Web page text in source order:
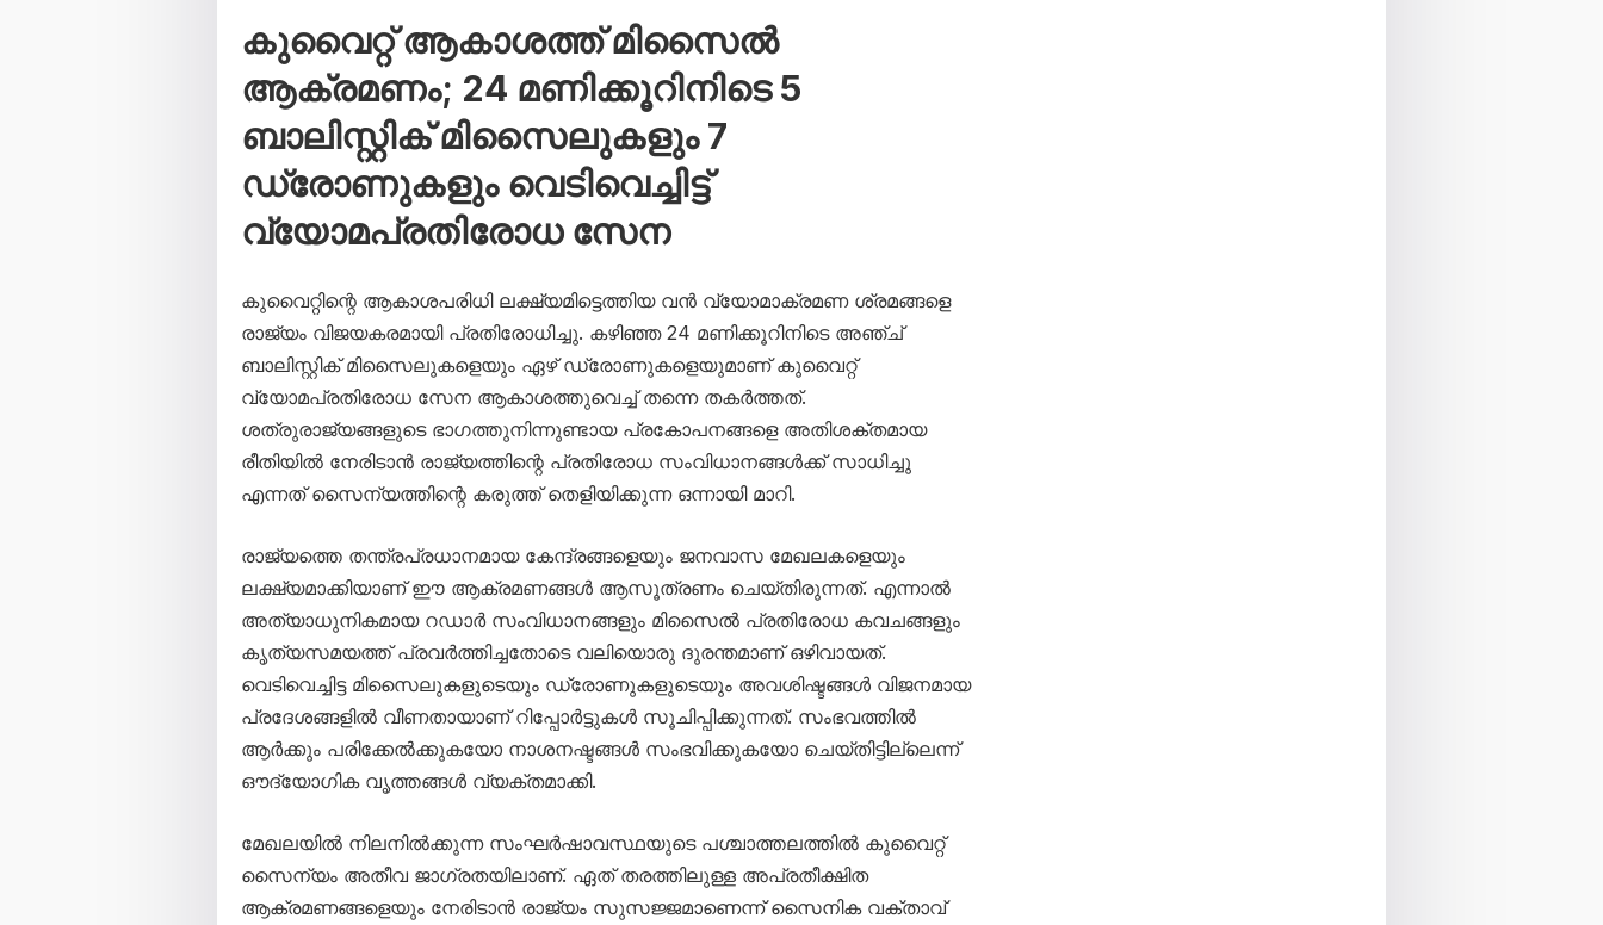
കുവൈറ്റ് ആകാശത്ത് മിസൈൽ
ആക്രമണം; 24 മണിക്കൂറിനിടെ 5
ബാലിസ്റ്റിക് മിസൈലുകളും 7
ഡ്രോണുകളും വെടിവെച്ചിട്ട്
വ്യോമപ്രതിരോധ സേന
കുവൈറ്റിന്റെ ആകാശപരിധി ലക്ഷ്യമിട്ടെത്തിയ വൻ വ്യോമാക്രമണ ശ്രമങ്ങളെ
രാജ്യം വിജയകരമായി പ്രതിരോധിച്ചു. കഴിഞ്ഞ 24 മണിക്കൂറിനിടെ അഞ്ച്
ബാലിസ്റ്റിക് മിസൈലുകളെയും ഏഴ് ഡ്രോണുകളെയുമാണ് കുവൈറ്റ്
വ്യോമപ്രതിരോധ സേന ആകാശത്തുവെച്ച് തന്നെ തകർത്തത്.
ശത്രുരാജ്യങ്ങളുടെ ഭാഗത്തുനിന്നുണ്ടായ പ്രകോപനങ്ങളെ അതിശക്തമായ
രീതിയിൽ നേരിടാൻ രാജ്യത്തിന്റെ പ്രതിരോധ സംവിധാനങ്ങൾക്ക് സാധിച്ചു
എന്നത് സൈന്യത്തിന്റെ കരുത്ത് തെളിയിക്കുന്ന ഒന്നായി മാറി.
രാജ്യത്തെ തന്ത്രപ്രധാനമായ കേന്ദ്രങ്ങളെയും ജനവാസ മേഖലകളെയും
ലക്ഷ്യമാക്കിയാണ് ഈ ആക്രമണങ്ങൾ ആസൂത്രണം ചെയ്തിരുന്നത്. എന്നാൽ
അത്യാധുനികമായ റഡാർ സംവിധാനങ്ങളും മിസൈൽ പ്രതിരോധ കവചങ്ങളും
കൃത്യസമയത്ത് പ്രവർത്തിച്ചതോടെ വലിയൊരു ദുരന്തമാണ് ഒഴിവായത്.
വെടിവെച്ചിട്ട മിസൈലുകളുടെയും ഡ്രോണുകളുടെയും അവശിഷ്ടങ്ങൾ വിജനമായ
പ്രദേശങ്ങളിൽ വീണതായാണ് റിപ്പോർട്ടുകൾ സൂചിപ്പിക്കുന്നത്. സംഭവത്തിൽ
ആർക്കും പരിക്കേൽക്കുകയോ നാശനഷ്ടങ്ങൾ സംഭവിക്കുകയോ ചെയ്തിട്ടില്ലെന്ന്
ഔദ്യോഗിക വൃത്തങ്ങൾ വ്യക്തമാക്കി.
മേഖലയിൽ നിലനിൽക്കുന്ന സംഘർഷാവസ്ഥയുടെ പശ്ചാത്തലത്തിൽ കുവൈറ്റ്
സൈന്യം അതീവ ജാഗ്രതയിലാണ്. ഏത് തരത്തിലുള്ള അപ്രതീക്ഷിത
ആക്രമണങ്ങളെയും നേരിടാൻ രാജ്യം സുസജ്ജമാണെന്ന് സൈനിക വക്താവ്